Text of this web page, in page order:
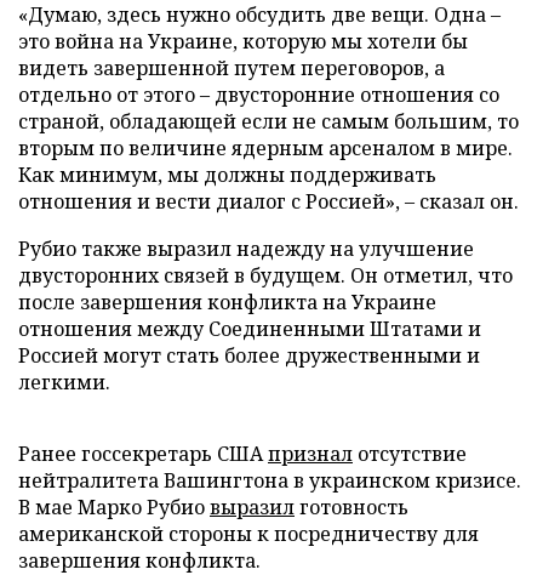
«Думаю, здесь нужно обсудить две вещи. Одна –
это война на Украине, которую мы хотели бы
видеть завершенной путем переговоров, а
отдельно от этого – двусторонние отношения со
страной, обладающей если не самым большим, то
вторым по величине ядерным арсеналом в мире.
Как минимум, мы должны поддерживать
отношения и вести диалог с Россией», – сказал он.
Рубио также выразил надежду на улучшение
двусторонних связей в будущем. Он отметил, что
после завершения конфликта на Украине
отношения между Соединенными Штатами и
Россией могут стать более дружественными и
легкими.
Ранее госсекретарь СШАпризнал отсутствие
нейтралитета Вашингтона в украинском кризисе.
В мае Марко Рубиовыразилготовность
американской стороны к посредничеству для
завершения конфликта.